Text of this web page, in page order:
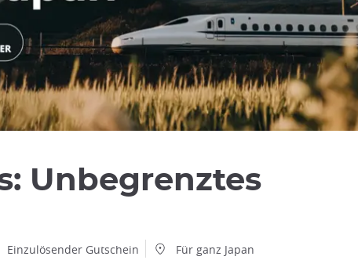
Unbegrenztes
Einzulösender Gutschein Für ganz Japan